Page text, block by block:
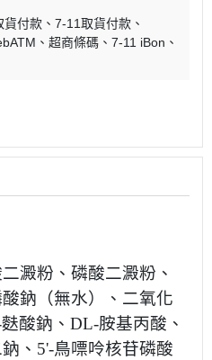
貨付款
7-11取貨付款
超商條碼
7-11 iBon
澱粉、磷酸二澱粉、
鈉（無水）、二氧化
酸鈉、DL-胺基丙酸、
、5'-鳥嘌呤核苷磷酸